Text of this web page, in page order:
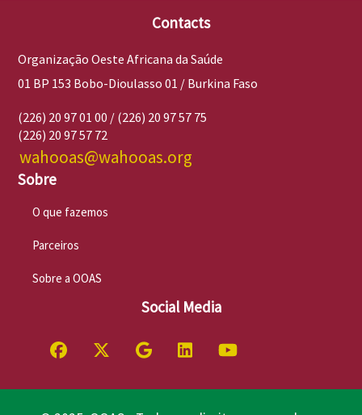
Contacts
Organização Oeste Africana da Saúde
01 BP 153 Bobo-Dioulasso 01 / Burkina Faso
(226) 20 97 01 00 / (226) 20 97 57 75
(226) 20 97 57 72
wahooas@wahooas.org
Sobre
O que fazemos
Parceiros
Sobre a OOAS
Social Media